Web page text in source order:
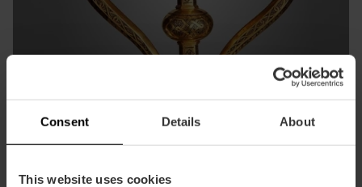
Consent Details About
This website uses cookies